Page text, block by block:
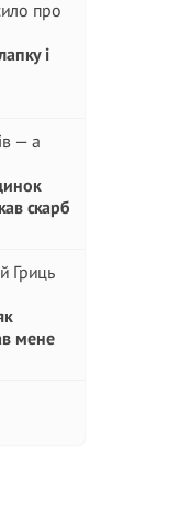
і
скарб
мене